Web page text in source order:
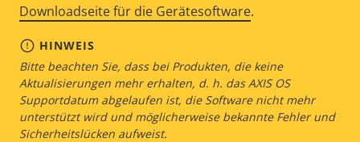
Downloadseite für die Gerätesoftware.
HINWEIS
Bitte beachten Sie, dass bei Produkten, die keine
Aktualisierungen mehr erhalten, d. h. das AXIS OS
Supportdatum abgelaufen ist, die Software nicht mehr
unterstützt wird und möglicherweise bekannte Fehler und
Sicherheitslücken aufweist.